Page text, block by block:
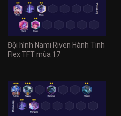
Đội hình Nami Riven Hành Tinh
Flex TFT mùa 17